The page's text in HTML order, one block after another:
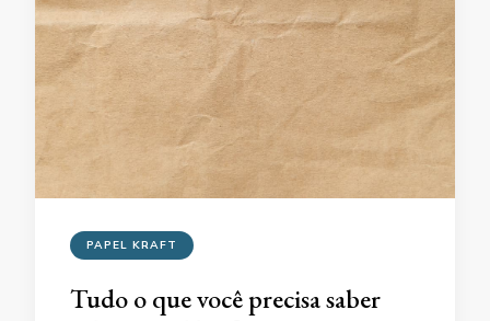
PAPEL KRAFT
Tudo o que você precisa saber